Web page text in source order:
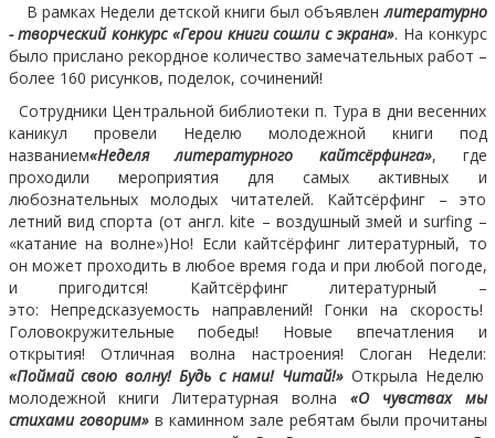
В рамках Недели детской книги был объявленлитературно
- творческий конкурс «Герои книги сошли с экрана». На конкурс
было прислано рекордное количество замечательных работ –
более 160 рисунков, поделок, сочинений!
Сотрудники Центральной библиотеки п. Тура в дни весенних
каникул провели Неделю молодежной книги под
названием«Неделя литературного кайтсёрфинга», где
проходили мероприятия для самых активных и
любознательных молодых читателей. Кайтсёрфинг – это
летний вид спорта (от англ.kite – воздушный змей и surfing –
«катание на волне»)Но! Если кайтсёрфинг литературный, то
он может проходить в любое время года и при любой погоде,
и пригодится! Кайтсёрфинг литературный –
это: Непредсказуемость направлений! Гонки на скорость!
Головокружительные победы! Новые впечатления и
открытия! Отличная волна настроения! Слоган Недели:
«Поймай свою волну! Будь с нами! Читай!» Открыла Неделю
молодежной книги Литературная волна «О чувствах мы
стихами говорим» в каминном зале ребятам были прочитаны